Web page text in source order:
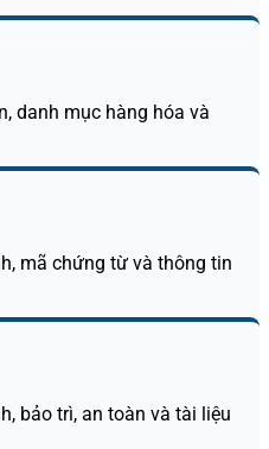
danh mục hàng hóa và
mã chứng từ và thông tin
bảo trì, an toàn và tài liệu